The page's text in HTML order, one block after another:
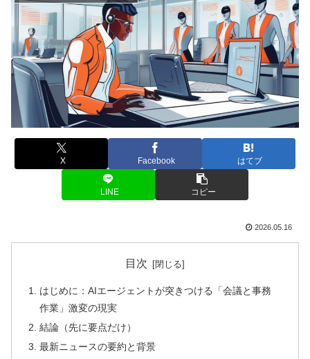
X Facebook はてブ
LINE コピー
2026.05.16
目次
はじめに：AIエージェントが突きつける「会議と事務
作業」激変の現実
結論（先に要点だけ）
最新ニュースの要約と背景